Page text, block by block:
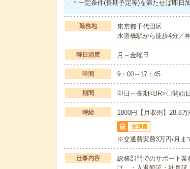
＊一定条件(長期予定等)を満たせば即日
勤務地
東京都千代田区
水道橋駅から徒歩4分／
曜日頻度 月～金曜日
時間 9：00～17：45
期間 即日～長期<BR>〇開始
時給 1800円【月収例】28.8
交通費
※交通費実費3万円/月ま
仕事内容
総務部門でのサポート